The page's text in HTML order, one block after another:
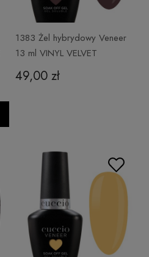
1383 Żel hybrydowy Veneer
13 ml VINYL VELVET
49,00 zł